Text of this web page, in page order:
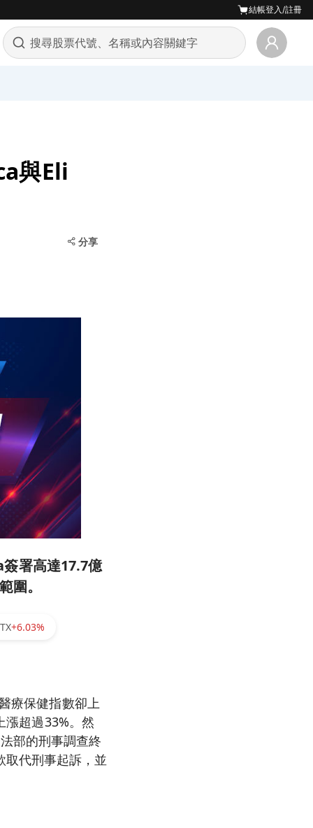
結帳登入/註冊
與Eli
分享
署高達17.7億
圍。
+6.03%
療保健指數卻上
漲超過33%。然
部的刑事調查終
取代刑事起訴，並